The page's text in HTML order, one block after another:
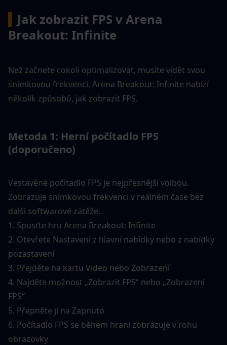
Jak zobrazit FPS v Arena
Breakout: Infinite
Než začnete cokoli optimalizovat, musíte vidět svou
snímkovou frekvenci. Arena Breakout: Infinite nabízí
několik způsobů, jak zobrazit FPS.
Metoda 1: Herní počítadlo FPS
(doporučeno)
Vestavěné počítadlo FPS je nejpřesnější volbou.
Zobrazuje snímkovou frekvenci v reálném čase bez
další softwarové zátěže.
1. Spusťte hru Arena Breakout: Infinite
2. Otevřete Nastavení z hlavní nabídky nebo z nabídky
pozastavení
3. Přejděte na kartu Video nebo Zobrazení
4. Najděte možnost „Zobrazit FPS“ nebo „Zobrazení
FPS“
5. Přepněte ji na Zapnuto
6. Počítadlo FPS se během hraní zobrazuje v rohu
obrazovky